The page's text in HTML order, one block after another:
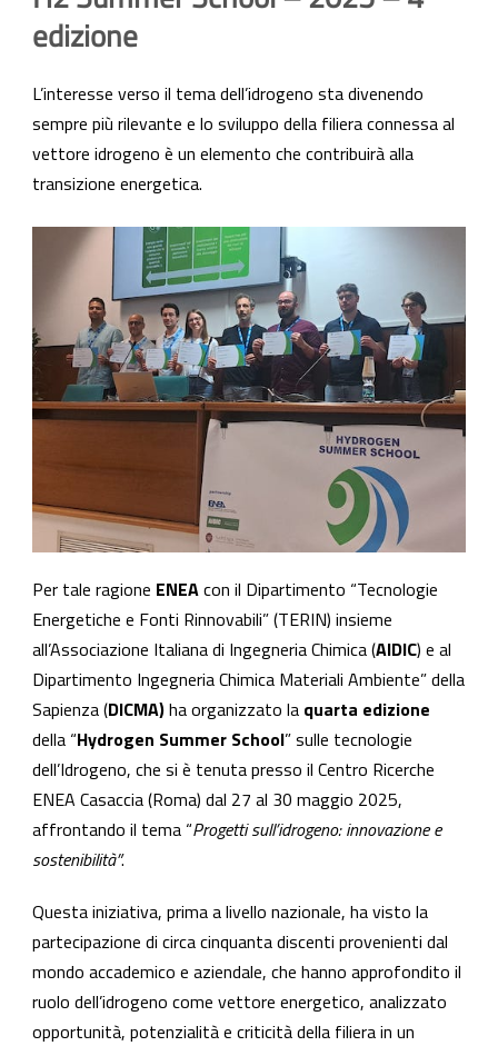
edizione
L’interesse verso il tema dell’idrogeno sta divenendo
sempre più rilevante e lo sviluppo della filiera connessa al
vettore idrogeno è un elemento che contribuirà alla
transizione energetica.
Per tale ragione ENEAcon il Dipartimento “Tecnologie
Energetiche e Fonti Rinnovabili” (TERIN) insieme
all’Associazione Italiana di Ingegneria Chimica (AIDIC) e al
Dipartimento Ingegneria Chimica Materiali Ambiente” della
Sapienza (DICMA)ha organizzato la quarta edizione
della “Hydrogen Summer School” sulle tecnologie
dell’Idrogeno, che si è tenuta presso il Centro Ricerche
ENEA Casaccia (Roma) dal 27 al 30 maggio 2025,
affrontando il tema “Progetti sull’idrogeno: innovazione e
sostenibilità”.
Questa iniziativa, prima a livello nazionale, ha visto la
partecipazione di circa cinquanta discenti provenienti dal
mondo accademico e aziendale, che hanno approfondito il
ruolo dell’idrogeno come vettore energetico, analizzato
opportunità, potenzialità e criticità della filiera in un